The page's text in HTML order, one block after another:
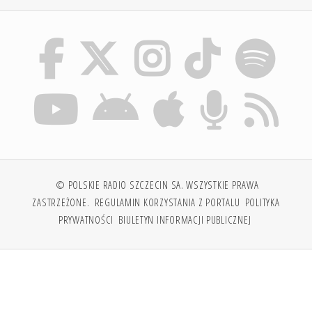
© POLSKIE RADIO SZCZECIN SA. WSZYSTKIE PRAWA
ZASTRZEŻONE. REGULAMIN KORZYSTANIA Z PORTALU POLITYKA
PRYWATNOŚCI BIULETYN INFORMACJI PUBLICZNEJ